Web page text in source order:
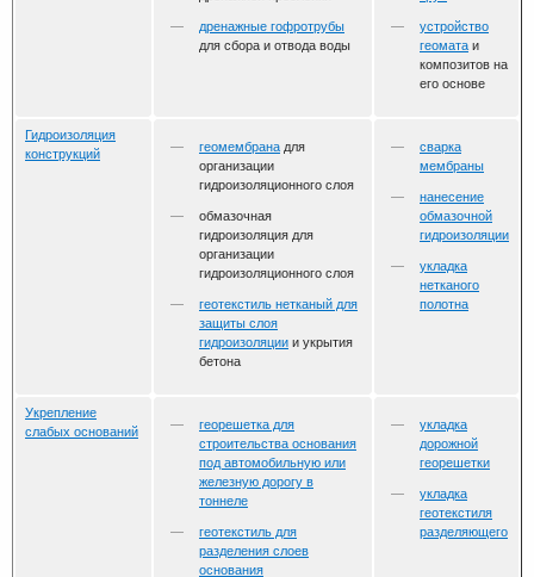
дренажные гофротрубы
для сбора и отвода воды
устройство
геомата и
композитов на
его основе
Гидроизоляция
конструкций
геомембрана для
организации
гидроизоляционного слоя
обмазочная
гидроизоляция для
организации
гидроизоляционного слоя
геотекстиль нетканый для
защиты слоя
гидроизоляции и укрытия
бетона
сварка
мембраны
нанесение
обмазочной
гидроизоляции
укладка
нетканого
полотна
Укрепление
слабых оснований
георешетка для
строительства основания
под автомобильную или
железную дорогу в
тоннеле
геотекстиль для
разделения слоев
основания
укладка
дорожной
георешетки
укладка
геотекстиля
разделяющего